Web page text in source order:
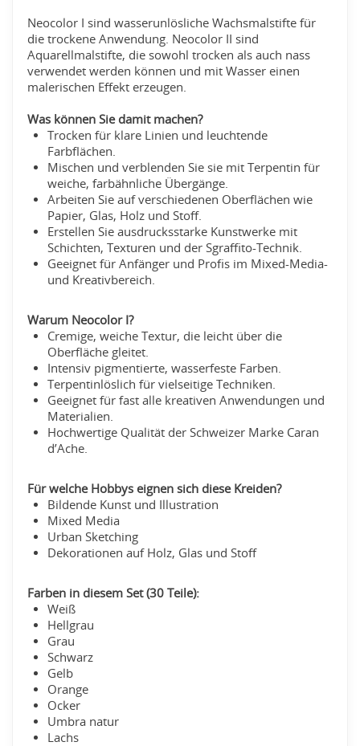
Neocolor I sind wasserunlösliche Wachsmalstifte für
die trockene Anwendung. Neocolor II sind
Aquarellmalstifte, die sowohl trocken als auch nass
verwendet werden können und mit Wasser einen
malerischen Effekt erzeugen.
Was können Sie damit machen?
Trocken für klare Linien und leuchtende
Farbflächen.
Mischen und verblenden Sie sie mit Terpentin für
weiche, farbähnliche Übergänge.
Arbeiten Sie auf verschiedenen Oberflächen wie
Papier, Glas, Holz und Stoff.
Erstellen Sie ausdrucksstarke Kunstwerke mit
Schichten, Texturen und der Sgraffito-Technik.
Geeignet für Anfänger und Profis im Mixed-Media-
und Kreativbereich.
Warum Neocolor I?
Cremige, weiche Textur, die leicht über die
Oberfläche gleitet.
Intensiv pigmentierte, wasserfeste Farben.
Terpentinlöslich für vielseitige Techniken.
Geeignet für fast alle kreativen Anwendungen und
Materialien.
Hochwertige Qualität der Schweizer Marke Caran
d’Ache.
Für welche Hobbys eignen sich diese Kreiden?
Bildende Kunst und Illustration
Mixed Media
Urban Sketching
Dekorationen auf Holz, Glas und Stoff
Farben in diesem Set (30 Teile):
Weiß
Hellgrau
Grau
Schwarz
Gelb
Orange
Ocker
Umbra natur
Lachs